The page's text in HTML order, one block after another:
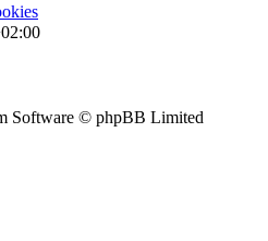
Software © phpBB Limited